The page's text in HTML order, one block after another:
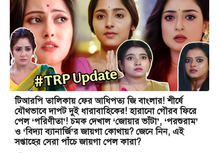
টিআরপি তালিকায় ফের আধিপত্য জি বাংলার! শীর্ষে
যৌথভাবে দাপট দুই ধারাবাহিকের! হারানো গৌরব ফিরে
পেল ‘পরিণীতা’! চমক দেখাল ‘জোয়ার ভাঁটা’, ‘পরশুরাম’
ও ‘বিদ্যা ব্যানার্জি’র জায়গা কোথায়? জেনে নিন, এই
সপ্তাহের সেরা পাঁচে জায়গা পেল কারা?